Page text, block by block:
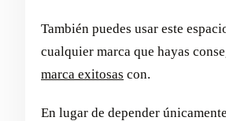
También puedes usar este
cualquier marca que hayas
marca exitosas con.
En lugar de depender